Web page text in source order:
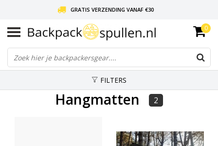
GRATIS VERZENDING VANAF €30
LIEFDE VOOR BACKPACKEN!
30 DAGEN GRATIS RETOUR
0
FILTERS
Hangmatten 2